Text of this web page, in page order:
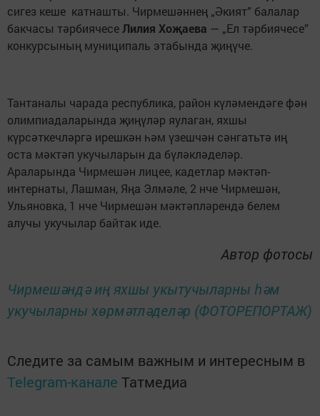
сигез кеше катнашты. Чирмешәннең „Әкият” балалар
бакчасы тәрбиячесеЛилия Хоҗаева — „Ел тәрбиячесе”
конкурсының муниципаль этабында җиңүче.
Тантаналы чарада республика, район күләмендәге фән
олимпиадаларында җиңүләр яулаган, яхшы
күрсәткечләргә ирешкән һәм үзешчән сәнгатьтә иң
оста мәктәп укучыларын да бүләкләделәр.
Араларында Чирмешән лицее, кадетлар мәктәп-
интернаты, Лашман, Яңа Элмәле, 2 нче Чирмешән,
Ульяновка, 1 нче Чирмешән мәктәпләрендә белем
алучы укучылар байтак иде.
Автор фотосы
Чирмешәндә иң яхшы укытучыларны һәм
укучыларны хөрмәтләделәр (ФОТОРЕПОРТАЖ)
Следите за самым важным и интересным в
Telegram-канале Татмедиа